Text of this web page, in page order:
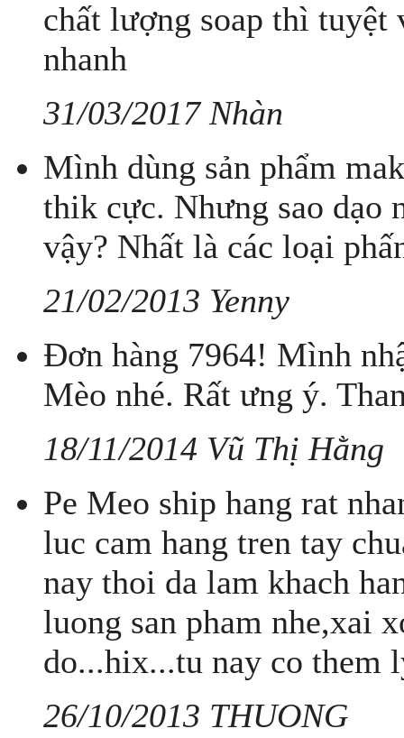
chất lượng soap thì tuyệt
nhanh
31/03/2017 Nhàn
Mình dùng sản phẩm
thik cực. Nhưng sao dạo
vậy? Nhất là các loại
21/02/2013 Yenny
Đơn hàng 7964! Mình
Mèo nhé. Rất ưng ý.
18/11/2014 Vũ Thị Hằng
Pe Meo ship hang rat
luc cam hang tren tay
nay thoi da lam khach
luong san pham nhe,xai
do...hix...tu nay co them
26/10/2013 THUONG